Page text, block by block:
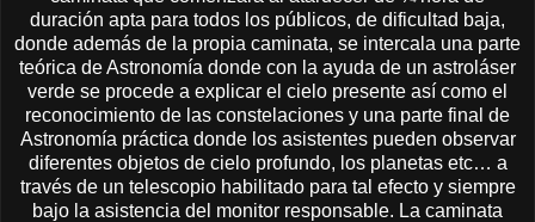
duración apta para todos los públicos, de dificultad baja,
donde además de la propia caminata, se intercala una parte
teórica de Astronomía donde con la ayuda de un astroláser
verde se procede a explicar el cielo presente así como el
reconocimiento de las constelaciones y una parte final de
Astronomía práctica donde los asistentes pueden observar
diferentes objetos de cielo profundo, los planetas etc… a
través de un telescopio habilitado para tal efecto y siempre
bajo la asistencia del monitor responsable. La caminata